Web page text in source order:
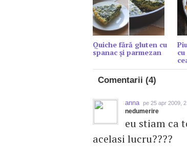
Quiche fără gluten cu
spanac și parmezan
Comentarii (4)
anna pe 25 apr 2009,
nedumerire
eu stiam ca
acelasi lucru????